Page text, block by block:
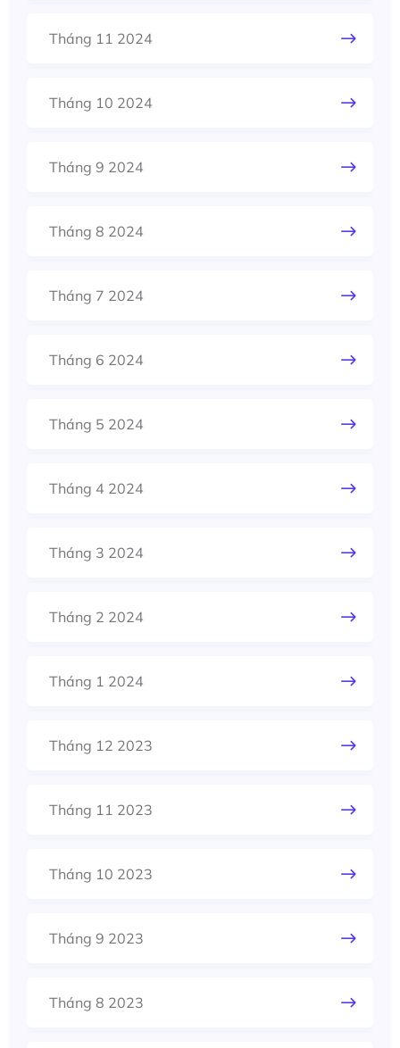
Tháng 11 2024
Tháng 10 2024
Tháng 9 2024
Tháng 8 2024
Tháng 7 2024
Tháng 6 2024
Tháng 5 2024
Tháng 4 2024
Tháng 3 2024
Tháng 2 2024
Tháng 1 2024
Tháng 12 2023
Tháng 11 2023
Tháng 10 2023
Tháng 9 2023
Tháng 8 2023